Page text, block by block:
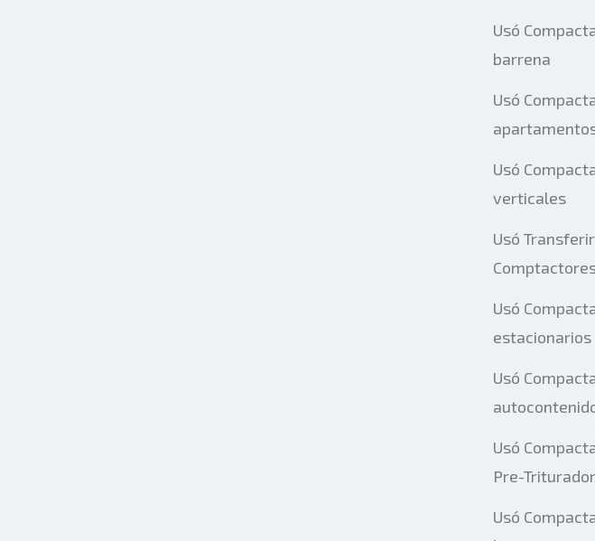
Usó
barrena
Usó
Usó
verticales
Usó Transferir
Usó
estacionarios
Usó
Usó
Pre-
Usó